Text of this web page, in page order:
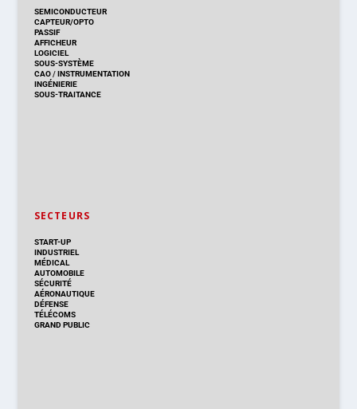
SEMICONDUCTEUR
CAPTEUR/OPTO
PASSIF
AFFICHEUR
LOGICIEL
SOUS-SYSTÈME
CAO/INSTRUMENTATION
INGÉNIERIE
SOUS-TRAITANCE
SECTEURS
START-UP
INDUSTRIEL
MÉDICAL
AUTOMOBILE
SÉCURITÉ
AÉRONAUTIQUE
DÉFENSE
TÉLÉCOMS
GRAND PUBLIC